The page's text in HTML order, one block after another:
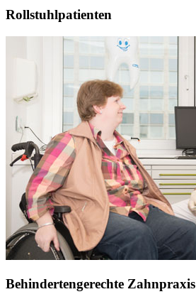
Rollstuhlpatienten
Behindertengerechte Zahnpraxis